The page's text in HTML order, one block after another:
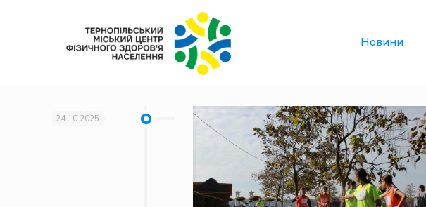
Новини
24.10.2025